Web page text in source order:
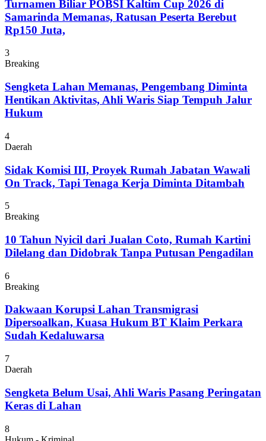
Turnamen Biliar POBSI Kaltim Cup 2026 di
Samarinda Memanas, Ratusan Peserta Berebut
Rp150 Juta,
3
Breaking
Sengketa Lahan Memanas, Pengembang Diminta
Hentikan Aktivitas, Ahli Waris Siap Tempuh Jalur
Hukum
4
Daerah
Sidak Komisi III, Proyek Rumah Jabatan Wawali
On Track, Tapi Tenaga Kerja Diminta Ditambah
5
Breaking
10 Tahun Nyicil dari Jualan Coto, Rumah Kartini
Dilelang dan Didobrak Tanpa Putusan Pengadilan
6
Breaking
Dakwaan Korupsi Lahan Transmigrasi
Dipersoalkan, Kuasa Hukum BT Klaim Perkara
Sudah Kedaluwarsa
7
Daerah
Sengketa Belum Usai, Ahli Waris Pasang Peringatan
Keras di Lahan
8